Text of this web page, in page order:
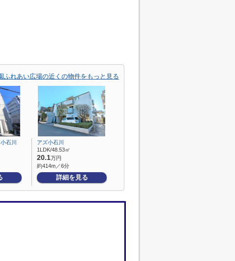
ふれあい広場の近くの物件をもっと見る
石川
アズ小石川
1LDK/48.53㎡
20.1万円
約414m／6分
詳細を見る